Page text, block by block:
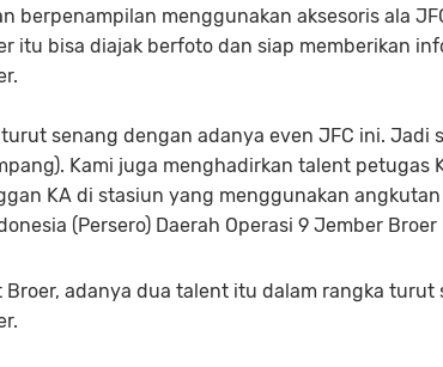
berpenampilan menggunakan aksesoris ala
itu bisa diajak berfoto dan siap memberikan
turut senang dengan adanya even JFC ini. Jadi
Kami juga menghadirkan talent petugas
KA di stasiun yang menggunakan angkutan
(Persero) Daerah Operasi 9 Jember
Broer, adanya dua talent itu dalam rangka turut